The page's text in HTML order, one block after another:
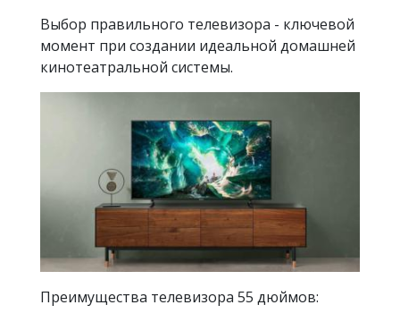
Выбор правильного телевизора - ключевой
момент при создании идеальной домашней
кинотеатральной системы.
Преимущества телевизора 55 дюймов: